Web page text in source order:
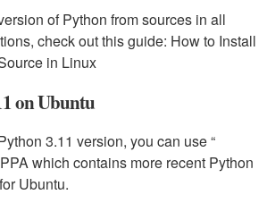
of Python from sources in all
check out this guide: How to Install
in Linux
on Ubuntu
3.11 version, you can use “
which contains more recent Python
Ubuntu.